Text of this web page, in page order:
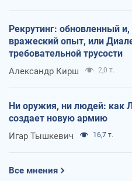
Рекрутинг: обновленный
вражеский опыт, или
требовательной трусости
Александр Кирш 2,0 т.
Ни оружия, ни людей: как
создает новую армию
Игар Тышкевич 16,7 т.
Все мнения